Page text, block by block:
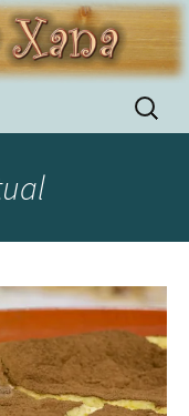
por: